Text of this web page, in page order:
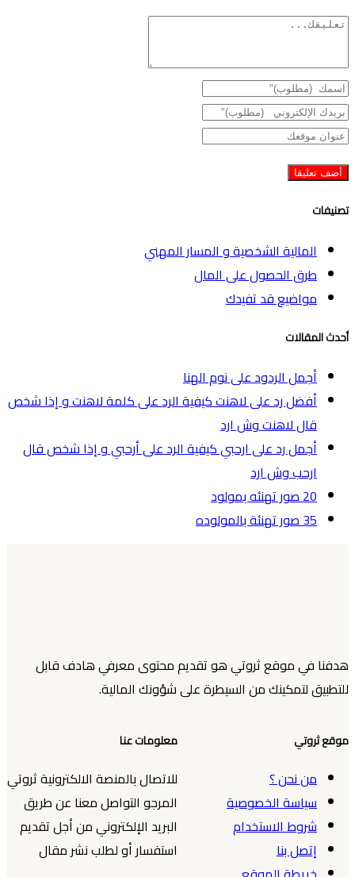
تصنيفات
المالية الشخصية و المسار المهني
طرق الحصول على المال
مواضيع قد تفيدك
أحدث المقالات
أجمل الردود على نوم الهنا
أفضل رد على لاهنت كيفية الرد على كلمة لاهنت و إذا شخص
قال لاهنت وش ارد
أجمل رد على ارحبي كيفية الرد على أرحبي و إذا شخص قال
ارحب وش ارد
20 صور تهنئه بمولود
35 صور تهنئة بالمولوده
هدفنا في موقع ثروتي هو تقديم محتوى معرفي هادف قابل
للتطبيق لتمكينك من السيطرة على شؤونك المالية.
موقع ثروتي
من نحن ؟
سياسة الخصوصية
شروط الاستخدام
إتصل بنا
معلومات عنا
للاتصال بالمنصة الالكترونية ثروتي
المرجو التواصل معنا عن طريق
البريد الإلكتروني من أجل تقديم
استفسار أو لطلب نشر مقال